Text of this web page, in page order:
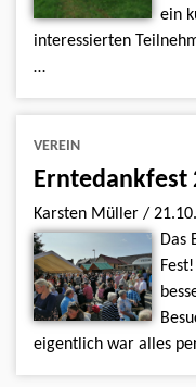
ein
interessierten
…
VEREIN
Erntedankfest
Karsten Müller /
Das
eigentlich war alles